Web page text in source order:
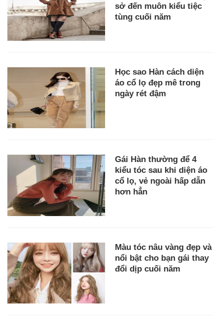
sở đến muôn kiểu tiệc
tùng cuối năm
Học sao Hàn cách diện
áo cổ lọ đẹp mê trong
ngày rét đậm
Gái Hàn thường để 4
kiểu tóc sau khi diện áo
cổ lọ, vẻ ngoài hấp dẫn
hơn hẳn
Màu tóc nâu vàng đẹp và
nổi bật cho bạn gái thay
đổi dịp cuối năm